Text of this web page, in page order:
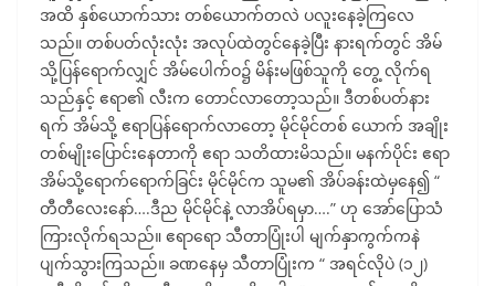
အထိ နှစ်ယောက်သား တစ်ယောက်တလဲ ပလူးနေခဲ့ကြလေ
သည်။ တစ်ပတ်လုံးလုံး အလုပ်ထဲတွင်နေခဲ့ပြီး နားရက်တွင် အိမ်
သို့ပြန်ရောက်လျှင် အိမ်ပေါက်ဝ၌ မိန်းမဖြစ်သူကို တွေ့ လိုက်ရ
သည်နှင့် ဧရာ၏ လီးက တောင်လာတော့သည်။ ဒီတစ်ပတ်နား
ရက် အိမ်သို့ ဧရာပြန်ရောက်လာတော့ မိုင်မိုင်တစ် ယောက် အချိုး
တစ်မျိုးပြောင်းနေတာကို ဧရာ သတိထားမိသည်။ မနက်ပိုင်း ဧရာ
အိမ်သို့ရောက်ရောက်ခြင်း မိုင်မိုင်က သူမ၏ အိပ်ခန်းထဲမှနေ၍ “
တီတီလေးနော်….ဒီည မိုင်မိုင်နဲ့ လာအိပ်ရမှာ….” ဟု အော်ပြောသံ
ကြားလိုက်ရသည်။ ဧရာရော သီတာပြုံးပါ မျက်နှာကွက်ကနဲ
ပျက်သွားကြသည်။ ခဏနေမှ သီတာပြုံးက “ အရင်လိုပဲ (၁၂)